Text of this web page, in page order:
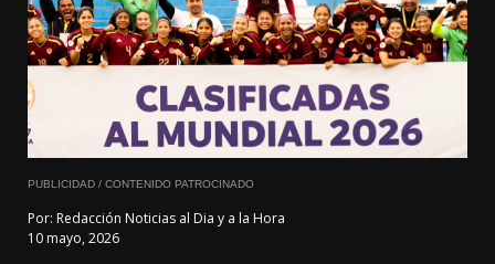
PUBLICIDAD / CONTENIDO PATROCINADO
Por: Redacción Noticias al Dia y a la Hora
10 mayo, 2026